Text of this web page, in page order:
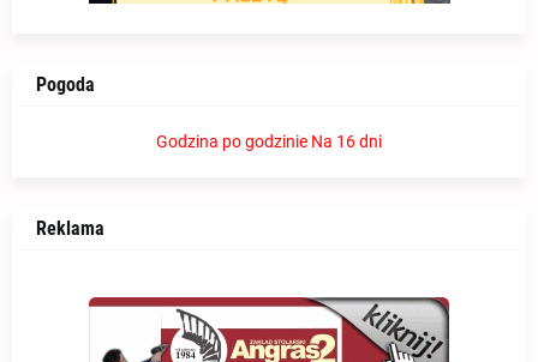
Pogoda
Godzina po godzinie Na 16 dni
Reklama